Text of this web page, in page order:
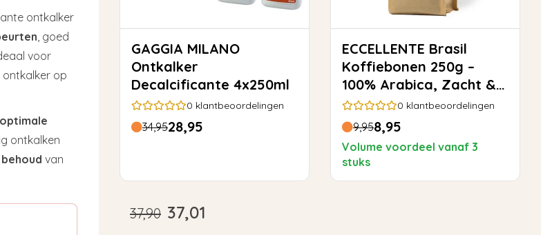
ontkalker
, goed
voor
op
optimale
ontkalken
behoud van
GAGGIA MILANO
Ontkalker
Decalcificante 4x250ml
0 klantbeoordelingen
34,9528,95
ECCELLENTE Brasil
Koffiebonen 250g –
100% Arabica, Zacht &
Rond
0 klantbeoordelingen
9,958,95
Volume voordeel vanaf 3
stuks
37,90 37,01